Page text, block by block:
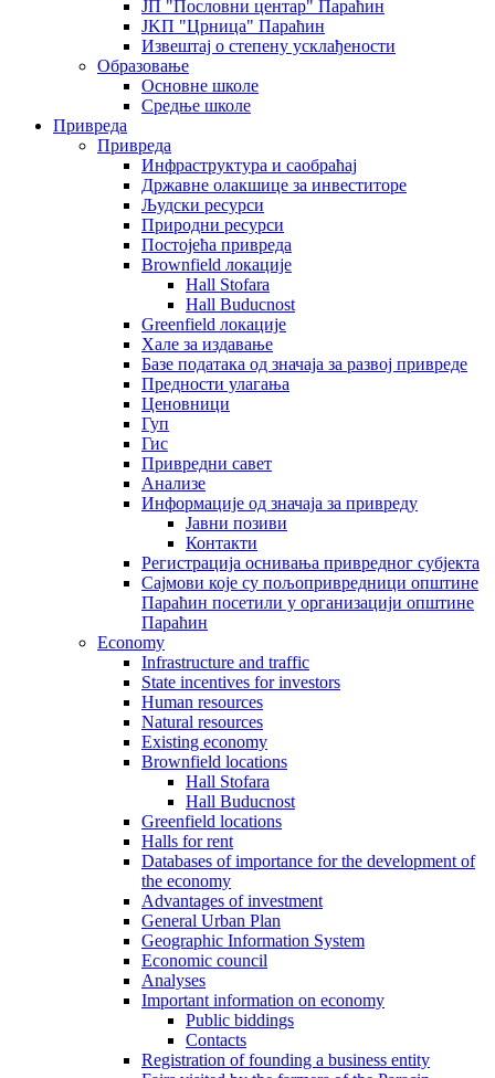
ЈП "Пословни центар" Параћин
ЈKП "Црница" Параћин
Извештај о степену усклађености
Образовање
Основне школе
Средње школе
Привреда
Привреда
Инфраструктура и саобраћај
Државне олакшице за инвеститоре
Људски ресурси
Природни ресурси
Постојећа привреда
Brownfield локације
Hall Stofara
Hall Buducnost
Greenfield локације
Хале за издавање
Базе података од значаја за развој привреде
Предности улагања
Ценовници
Гуп
Гис
Привредни савет
Aнализе
Информације од значаја за привреду
Јавни позиви
Контакти
Регистрација оснивања привредног субјекта
Сајмови које су пољопривредници општине
Параћин посетили у организацији општине
Параћин
Economy
Infrastructure and traffic
State incentives for investors
Human resources
Natural resources
Existing economy
Brownfield locations
Hall Stofara
Hall Buducnost
Greenfield locations
Halls for rent
Databases of importance for the development of
the economy
Advantages of investment
General Urban Plan
Geographic Information System
Еconomic council
Analyses
Important information on economy
Public biddings
Contacts
Registration of founding a business entity